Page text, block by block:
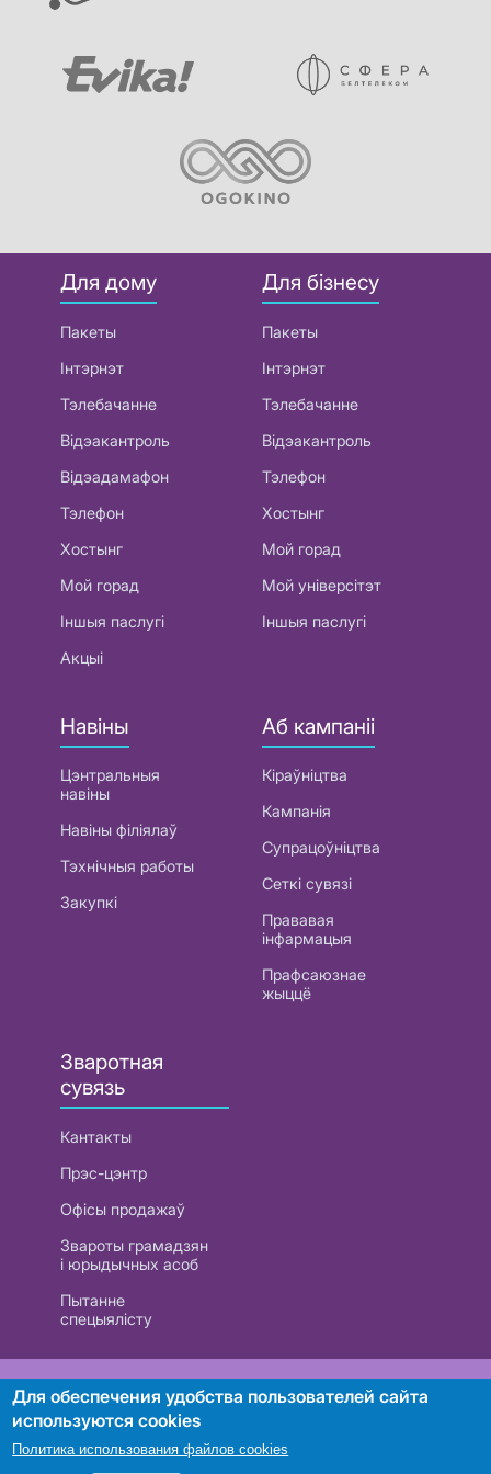
Для дому
Пакеты
Інтэрнэт
Тэлебачанне
Відэакантроль
Відэадамафон
Тэлефон
Хостынг
Мой горад
Іншыя паслугі
Акцыі
Для бізнесу
Пакеты
Інтэрнэт
Тэлебачанне
Відэакантроль
Тэлефон
Хостынг
Мой горад
Мой універсітэт
Іншыя паслугі
Навіны
Цэнтральныя
навіны
Навіны філіялаў
Тэхнічныя работы
Закупкі
Аб кампаніі
Кіраўніцтва
Кампанія
Супрацоўніцтва
Сеткі сувязі
Прававая
інфармацыя
Прафсаюзнае
жыццё
Зваротная
сувязь
Кантакты
Прэс-цэнтр
Офісы продажаў
Звароты грамадзян
і юрыдычных асоб
Пытанне
спецыялісту
РУП «Белтэлекам». УНП 101007741
Для обеспечения удобства пользователей сайта
используются cookies
Политика использования файлов cookies